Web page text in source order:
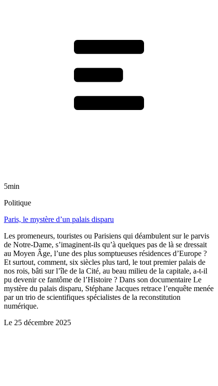
5min
Politique
Paris, le mystère d’un palais disparu
Les promeneurs, touristes ou Parisiens qui déambulent sur le parvis
de Notre-Dame, s’imaginent-ils qu’à quelques pas de là se dressait
au Moyen Âge, l’une des plus somptueuses résidences d’Europe ?
Et surtout, comment, six siècles plus tard, le tout premier palais de
nos rois, bâti sur l’île de la Cité, au beau milieu de la capitale, a-t-il
pu devenir ce fantôme de l’Histoire ? Dans son documentaire Le
mystère du palais disparu, Stéphane Jacques retrace l’enquête menée
par un trio de scientifiques spécialistes de la reconstitution
numérique.
Le 25 décembre 2025